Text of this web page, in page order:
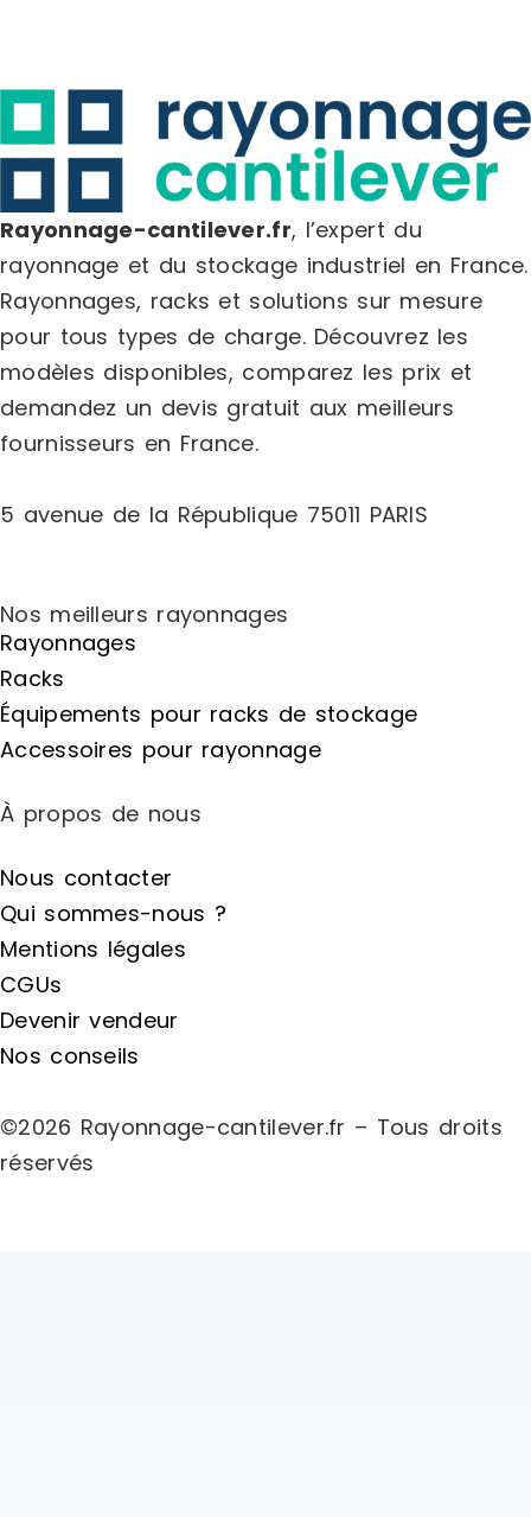
cmCapacité de charge par bac :
2kgPoids : env. 3,1 kgMatériaux :
polypropylène, acier Couleur: noir
Contenu de la livraison: 4 plaques
murales28 boîtes rouges28 boîtes
noires20 crochets2 supports pour
tournevis2 supports pour embouts2
ensembles de supports pour
clésMatériel de montageNotice de
montage Marque : TecTake GmbH
Couleur : black Matière : polypropylene
(PP) Délai de livraison : 2-4 jours
ouvrés
Rayonnage-cantilever.fr, l’expert du
rayonnage et du stockage industriel en France.
Rayonnages, racks et solutions sur mesure
pour tous types de charge. Découvrez les
modèles disponibles, comparez les prix et
demandez un devis gratuit aux meilleurs
fournisseurs en France.
5 avenue de la République 75011 PARIS
Nos meilleurs rayonnages
Rayonnages
Racks
Équipements pour racks de stockage
Accessoires pour rayonnage
À propos de nous
Nous contacter
Qui sommes-nous ?
Mentions légales
CGUs
Devenir vendeur
Nos conseils
©2026 Rayonnage-cantilever.fr – Tous droits
réservés